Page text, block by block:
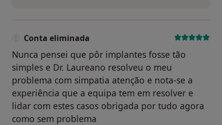
Conta eliminada
Nunca pensei que pôr implantes fosse tão
simples e Dr. Laureano resolveu o meu
problema com simpatia atenção e nota-se a
experiência que a equipa tem em resolver e
lidar com estes casos obrigada por tudo agora
como sem problema